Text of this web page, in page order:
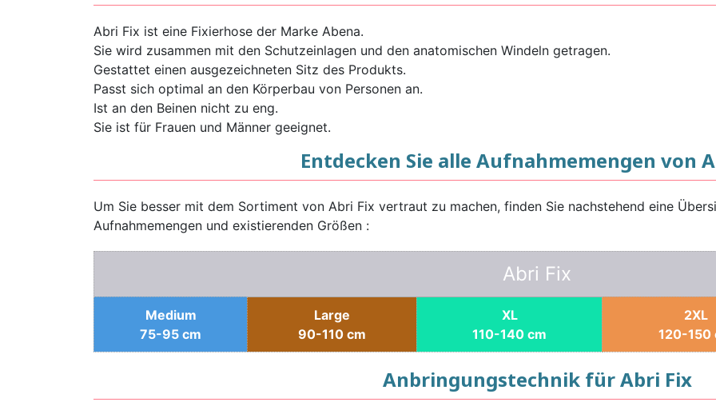
Abri Fix ist eine Fixierhose der Marke Abena.
Sie wird zusammen mit den Schutzeinlagen und den anatomischen Windeln getragen.
Gestattet einen ausgezeichneten Sitz des Produkts.
Passt sich optimal an den Körperbau von Personen an.
Ist an den Beinen nicht zu eng.
Sie ist für Frauen und Männer geeignet.
Entdecken Sie alle Aufnahmemengen von
Um Sie besser mit dem Sortiment von Abri Fix vertraut zu machen, finden Sie nachstehend eine
Aufnahmemengen und existierenden Größen :
Abri Fix
Medium
75-95 cm
Large
90-110 cm
XL
110-140 cm
2XL
120-150
Anbringungstechnik für Abri Fix